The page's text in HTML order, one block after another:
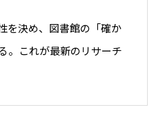
を決め、図書館の「確か
。これが最新のリサーチ